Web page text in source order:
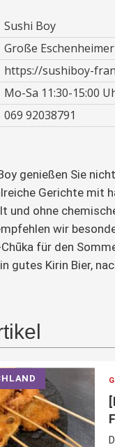
Sushi Boy
Große
https://sushiboy-
Mo-Sa 11:30-15:00
069 92038791
genießen Sie
Gerichte mit
und ohne
wir
für den
gutes Kirin Bier,